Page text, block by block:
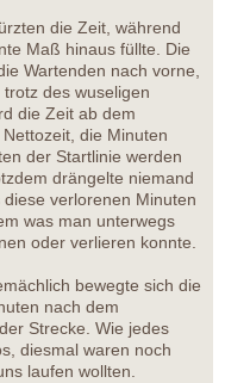
die Zeit, während
Maß hinaus füllte. Die
Wartenden nach vorne,
des wuseligen
die Zeit ab dem
die Minuten
der Startlinie werden
drängelte niemand
verlorenen Minuten
was man unterwegs
oder verlieren konnte.
bewegte sich die
nach dem
Strecke. Wie jedes
diesmal waren noch
laufen wollten.